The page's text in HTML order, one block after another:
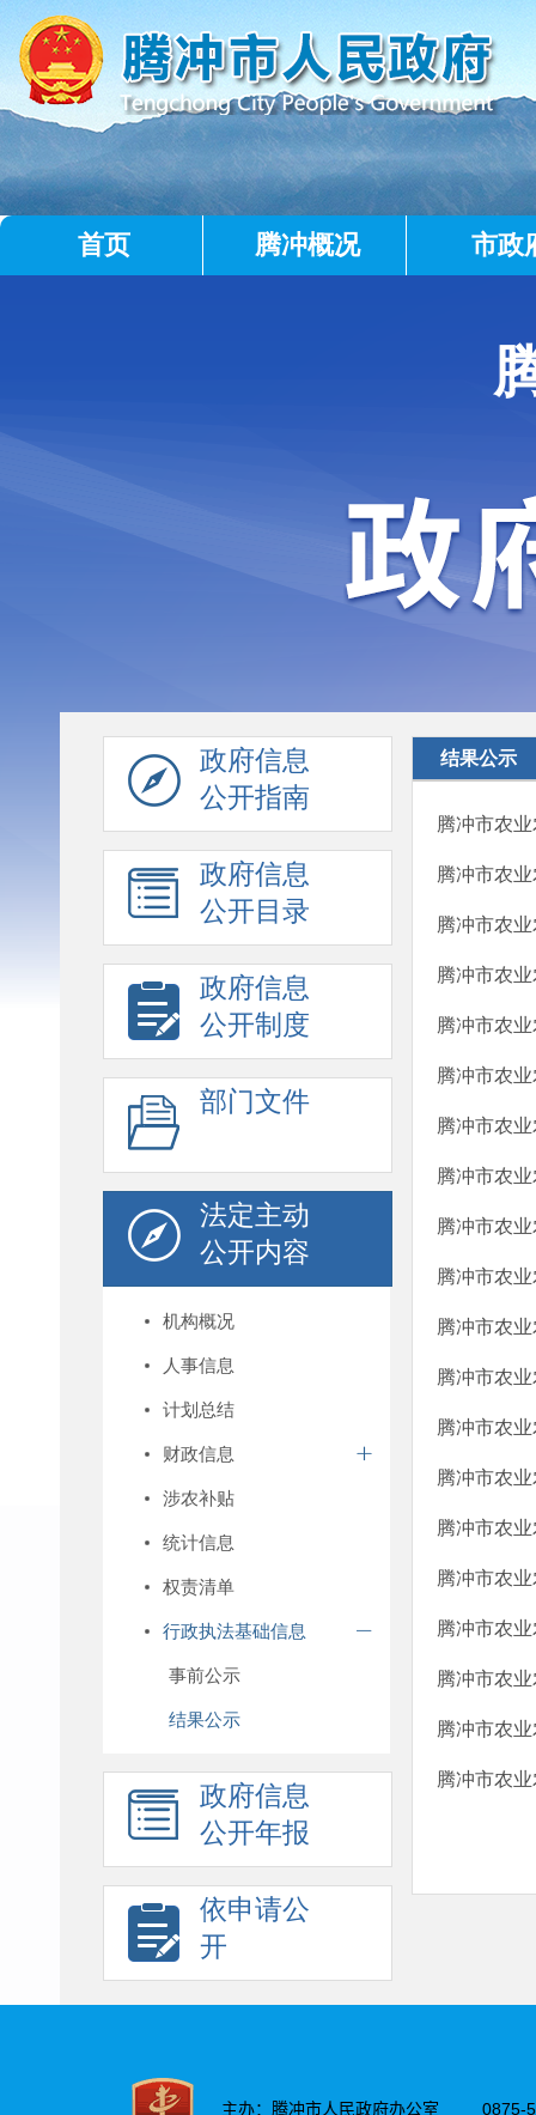
首页 腾冲概况 市政
政府信息
公开指南
政府信息
公开目录
政府信息
公开制度
部门文件
法定主动
公开内容
机构概况
人事信息
计划总结
财政信息
涉农补贴
统计信息
权责清单
行政执法基础信息
事前公示
结果公示
政府信息
公开年报
依申请公
开
结果公示
腾冲市农
腾冲市农
腾冲市农
腾冲市农
腾冲市农
腾冲市农
腾冲市农
腾冲市农
腾冲市农
腾冲市农
腾冲市农
腾冲市农
腾冲市农
腾冲市农
腾冲市农
腾冲市农
腾冲市农
腾冲市农
腾冲市农
腾冲市农